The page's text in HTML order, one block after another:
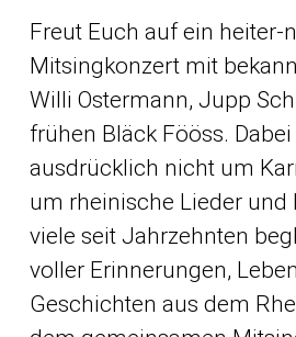
Freut Euch auf ein heiter-
Mitsingkonzert mit
Willi Ostermann, Jupp
frühen Bläck Fööss.
ausdrücklich nicht um
um rheinische Lieder und
viele seit Jahrzehnten
voller Erinnerungen,
Geschichten aus dem